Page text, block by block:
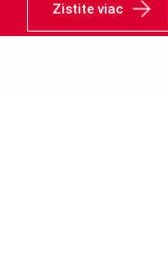
Zistite viac